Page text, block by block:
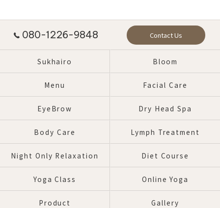
080-1226-9848 Contact Us
Sukhairo Bloom
Menu Facial Care
EyeBrow Dry Head Spa
Body Care Lymph Treatment
Night Only Relaxation Diet Course
Yoga Class Online Yoga
Product Gallery